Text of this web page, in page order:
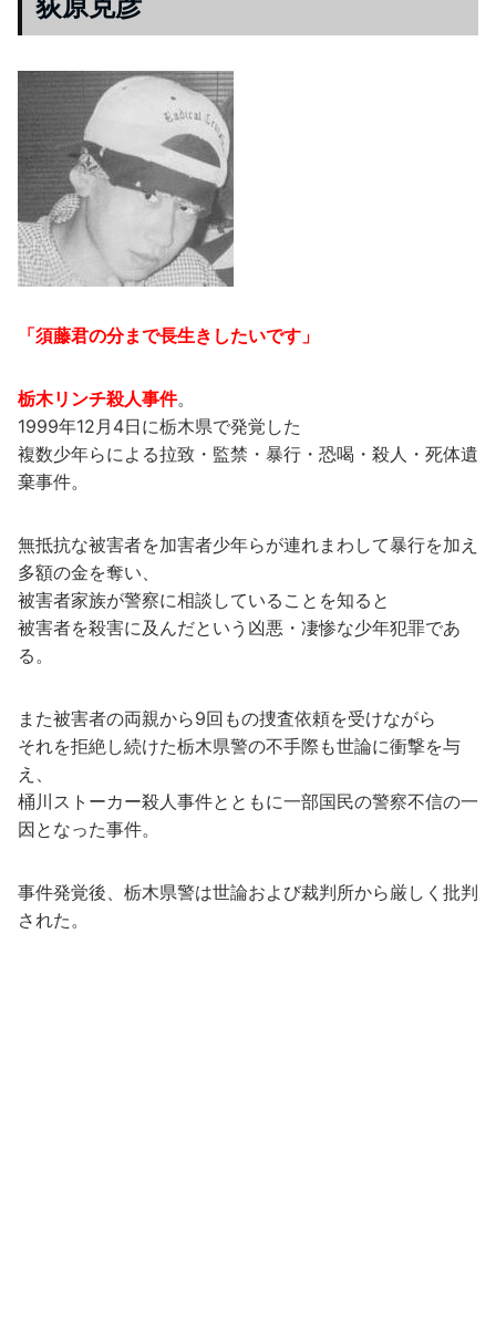
「須藤君の分まで長生きしたいです」
栃木リンチ殺人事件。
1999年12月4日に栃木県で発覚した
複数少年らによる拉致・監禁・暴行・恐喝・殺人・死体遺
棄事件。
無抵抗な被害者を加害者少年らが連れまわして暴行を加え
多額の金を奪い、
被害者家族が警察に相談していることを知ると
被害者を殺害に及んだという凶悪・凄惨な少年犯罪であ
る。
また被害者の両親から9回もの捜査依頼を受けながら
それを拒絶し続けた栃木県警の不手際も世論に衝撃を与
え、
桶川ストーカー殺人事件とともに一部国民の警察不信の一
因となった事件。
事件発覚後、栃木県警は世論および裁判所から厳しく批判
された。